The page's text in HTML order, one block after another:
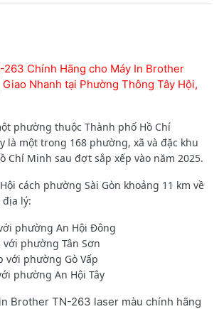
Chính Hãng cho Máy In Brother
Nhanh tại Phường Thông Tây Hội,
phường thuộc Thành phố Hồ Chí
là một trong 168 phường, xã và đặc khu
Chí Minh sau đợt sắp xếp vào năm 2025.
cách phường Sài Gòn khoảng 11 km về
lý:
phường An Hội Đông
với phường Tân Sơn
với phường Gò Vấp
phường An Hội Tây
Brother TN-263 laser màu chính hãng